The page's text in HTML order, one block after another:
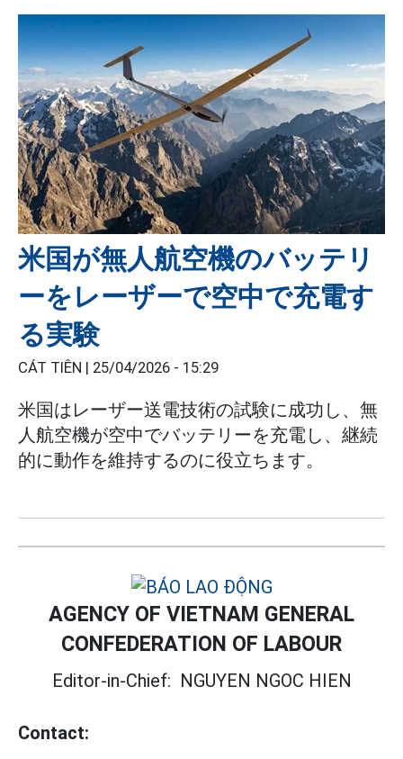
米国が無人航空機のバッテリ
ーをレーザーで空中で充電す
る実験
CÁT TIÊN | 25/04/2026 - 15:29
米国はレーザー送電技術の試験に成功し、無
人航空機が空中でバッテリーを充電し、継続
的に動作を維持するのに役立ちます。
AGENCY OF VIETNAM GENERAL
CONFEDERATION OF LABOUR
Editor-in-Chief: NGUYEN NGOC HIEN
Contact: